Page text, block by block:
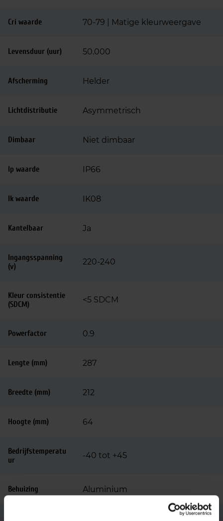
Cri waarde 70-79 | Matige kleurweergave
Levensduur (uur) 50.000
Afscherming Helder
Lichtdistributie Asymmetrisch
Dimbaar Niet dimbaar
Ip waarde IP66
Ik waarde IK08
Kantelbaar Ja
Ingangsspanning
(v)
220-240
Kleur consistentie
(SDCM)
<5 SDCM
Powerfactor 0.9
Lengte (mm) 287
Breedte (mm) 212
Hoogte (mm) 64
Bedrijfstemperatu
ur
-40 tot +45
Behuizing Aluminium